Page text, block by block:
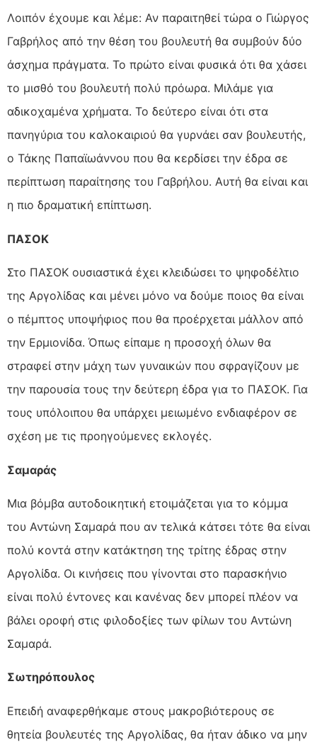
Λοιπόν έχουμε και λέμε: Αν παραιτηθεί τώρα ο Γιώργος
Γαβρήλος από την θέση του βουλευτή θα συμβούν δύο
άσχημα πράγματα. Το πρώτο είναι φυσικά ότι θα χάσει
το μισθό του βουλευτή πολύ πρόωρα. Μιλάμε για
αδικοχαμένα χρήματα. Το δεύτερο είναι ότι στα
πανηγύρια του καλοκαιριού θα γυρνάει σαν βουλευτής,
ο Τάκης Παπαϊωάννου που θα κερδίσει την έδρα σε
περίπτωση παραίτησης του Γαβρήλου. Αυτή θα είναι και
η πιο δραματική επίπτωση.
ΠΑΣΟΚ
Στο ΠΑΣΟΚ ουσιαστικά έχει κλειδώσει το ψηφοδέλτιο
της Αργολίδας και μένει μόνο να δούμε ποιος θα είναι
ο πέμπτος υποψήφιος που θα προέρχεται μάλλον από
την Ερμιονίδα. Όπως είπαμε η προσοχή όλων θα
στραφεί στην μάχη των γυναικών που σφραγίζουν με
την παρουσία τους την δεύτερη έδρα για το ΠΑΣΟΚ. Για
τους υπόλοιπου θα υπάρχει μειωμένο ενδιαφέρον σε
σχέση με τις προηγούμενες εκλογές.
Σαμαράς
Μια βόμβα αυτοδοικητική ετοιμάζεται για το κόμμα
του Αντώνη Σαμαρά που αν τελικά κάτσει τότε θα είναι
πολύ κοντά στην κατάκτηση της τρίτης έδρας στην
Αργολίδα. Οι κινήσεις που γίνονται στο παρασκήνιο
είναι πολύ έντονες και κανένας δεν μπορεί πλέον να
βάλει οροφή στις φιλοδοξίες των φίλων του Αντώνη
Σαμαρά.
Σωτηρόπουλος
Επειδή αναφερθήκαμε στους μακροβιότερους σε
θητεία βουλευτές της Αργολίδας, θα ήταν άδικο να μην